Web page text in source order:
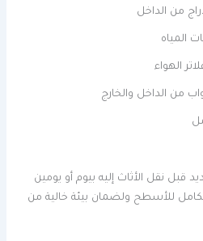
من الداخل
المياه
الهواء
من الداخل والخارج
قبل نقل الأثاث إليه بيوم أو يومين
للأسطح ولضمان بيئة خالية من